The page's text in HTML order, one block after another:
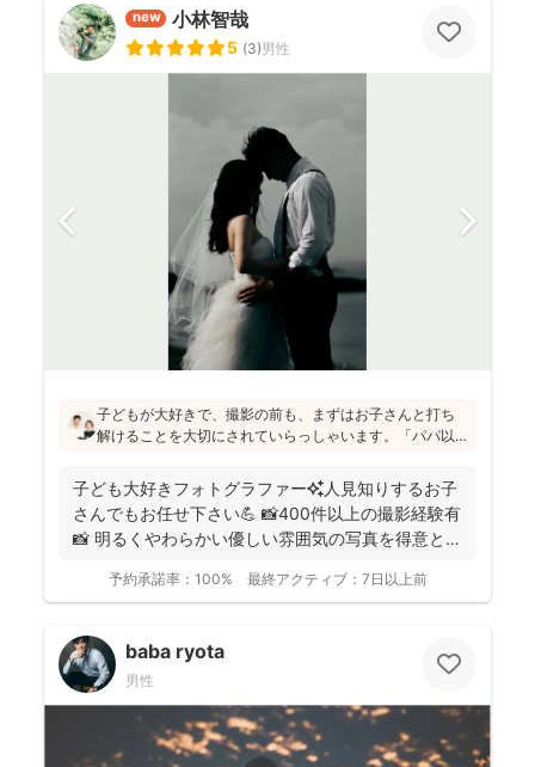
new 小林智哉
5 (3)男性
子どもが大好きで、撮影の前も、まずはお子さんと打ち
解けることを大切にされていらっしゃいます。「パパ以
た！」というお声も！明るく優しい雰囲気の仕上がりの
写真をお求めの方にはぜひおすすめです♪
子ども大好きフォトグラファー✨人見知りするお子
さんでもお任せ下さい💪 📸400件以上の撮影経験有
📸 明るくやわらかい優しい雰囲気の写真を得意とし
予約承諾率： 100% 最終アクティブ： 7日以上前
baba ryota
男性